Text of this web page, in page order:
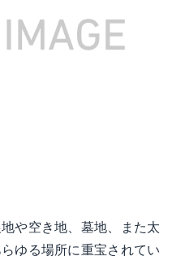
や空き地、墓地、また太
ゆる場所に重宝されてい